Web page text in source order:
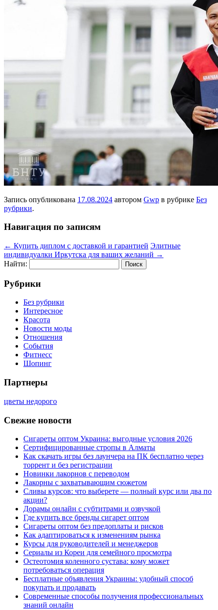
Запись опубликована 17.08.2024 автором Gwp в рубрике Без
рубрики.
Навигация по записям
← Купить диплом с доставкой и гарантией Элитные
индивидуалки Иркутска для ваших желаний →
Найти:
Рубрики
Без рубрики
Интересное
Красота
Новости моды
Отношения
События
Фитнесс
Шопинг
Партнеры
цветы недорого
Свежие новости
Сигареты оптом Украина: выгодные условия 2026
Сертифицированные стропы в Алматы
Как скачать игры без лаунчера на ПК бесплатно через
торрент и без регистрации
Новинки лакорнов с переводом
Лакорны с захватывающим сюжетом
Сливы курсов: что выберете — полный курс или два по
акции?
Дорамы онлайн с субтитрами и озвучкой
Где купить все бренды сигарет оптом
Сигареты оптом без предоплаты и рисков
Как адаптироваться к изменениям рынка
Курсы для руководителей и менеджеров
Сериалы из Кореи для семейного просмотра
Остеотомия коленного сустава: кому может
потребоваться операция
Бесплатные объявления Украины: удобный способ
покупать и продавать
Современные способы получения профессиональных
знаний онлайн